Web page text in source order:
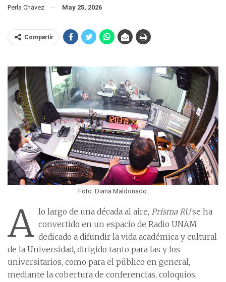
Perla Chávez May 25, 2026
Compartir
Foto: Diana Maldonado.
A lo largo de una década al aire, Prisma RUse ha
convertido en un espacio de Radio UNAM
dedicado a difundir la vida académica y cultural
de la Universidad, dirigido tanto para las y los
universitarios, como para el público en general,
mediante la cobertura de conferencias, coloquios,